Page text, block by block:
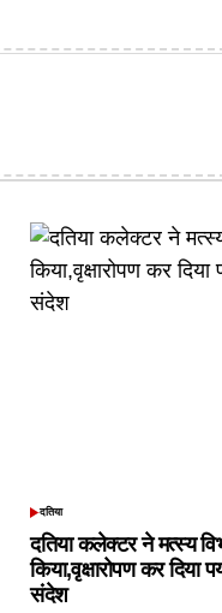
POSTED
दतिया
दतिया कलेक्टर ने मत्स्य
किया,वृक्षारोपण कर दिया
संदेश